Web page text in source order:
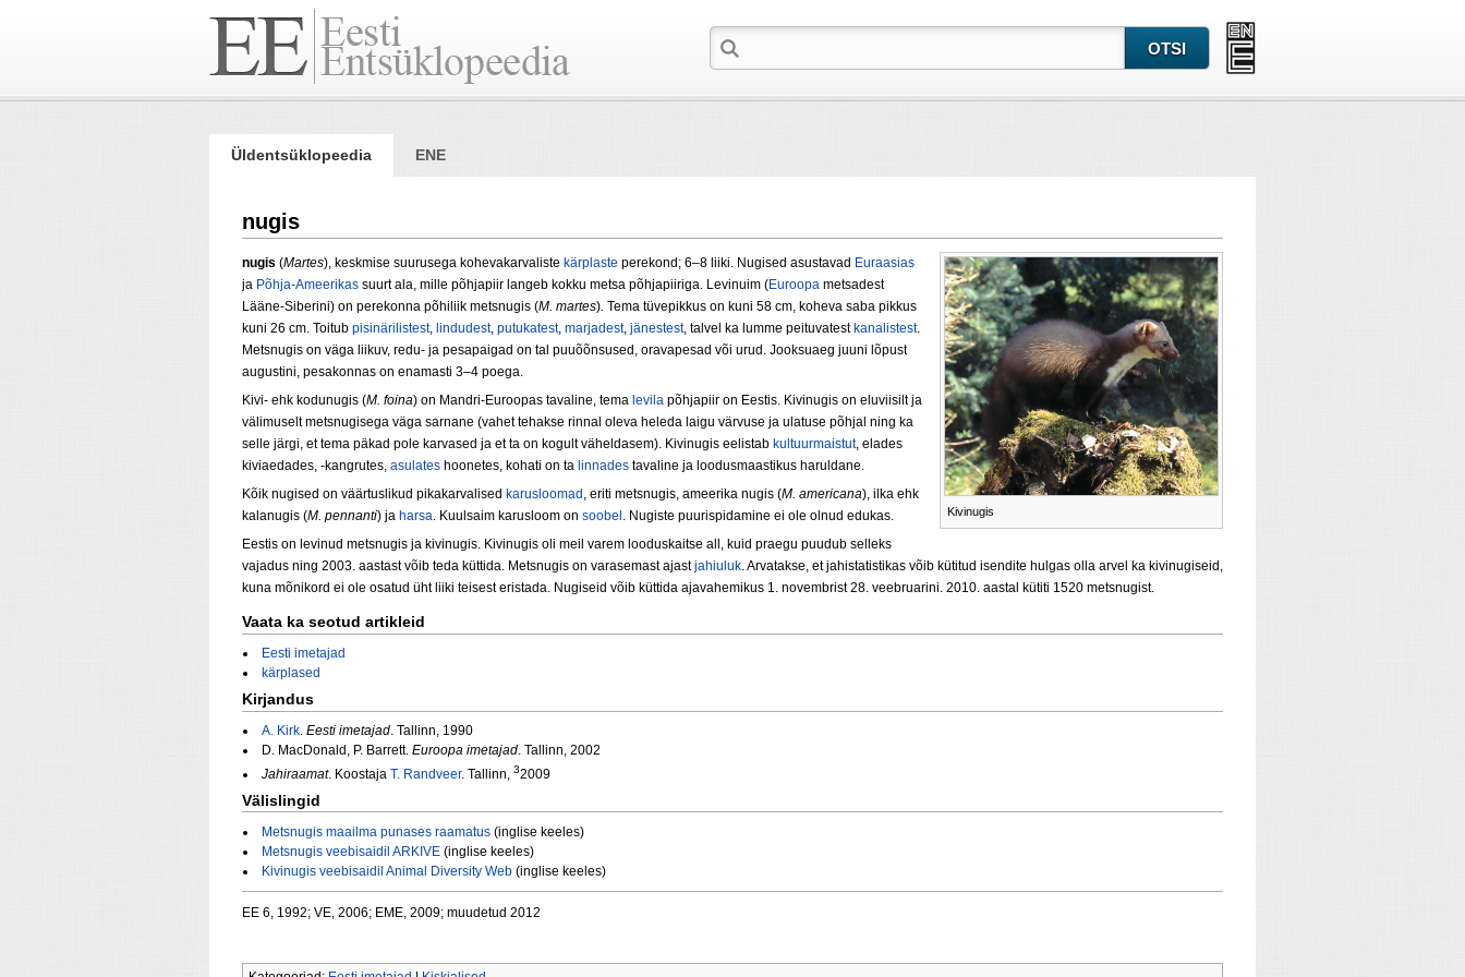
Üldentsüklopeedia ENE
nugis
Kivinugis
nugis (Martes), keskmise suurusega kohevakarvaliste kärplaste perekond; 6–8 liiki. Nugised asustavad Euraasias
ja Põhja-Ameerikas suurt ala, mille põhjapiir langeb kokku metsa põhjapiiriga. Levinuim (Euroopa metsadest
Lääne-Siberini) on perekonna põhiliik metsnugis (M. martes). Tema tüvepikkus on kuni 58 cm, koheva saba pikkus
kuni 26 cm. Toitub pisinärilistest, lindudest, putukatest, marjadest, jänestest, talvel ka lumme peituvatest kanalistest.
Metsnugis on väga liikuv, redu- ja pesa­paigad on tal puuõõnsused, oravapesad või urud. Jooksuaeg juuni lõpust
augustini, pesakonnas on enamasti 3–4 poega.
Kivi- ehk kodunugis (M. foina) on Mandri-Euroopas tavaline, tema levila põhjapiir on Eestis. Kivinugis on eluviisilt ja
välimuselt metsnugisega väga sarnane (vahet tehak­se rinnal oleva heleda laigu värvuse ja ulatuse põh­jal ning ka
selle järgi, et tema päkad pole karvased ja et ta on kogult väheldasem). Kivinugis eelistab kultuurmaistut, elades
kiviaedades, -kangrutes, asulates hoonetes, kohati on ta linnades tavaline ja loodusmaastikus haruldane.
Kõik nugised on väärtuslikud pikakarvalised karusloomad , eriti metsnugis, ameerika nugis (M. americana), ilka ehk
kalanugis (M. pennanti) ja harsa. Kuulsaim karusloom on soobel . Nugiste puurispidamine ei ole olnud edukas.
Eestis on levinud metsnugis ja kivinugis. Kivinugis oli meil varem looduskaitse all, kuid praegu puudub selleks
vajadus ning 2003. aastast võib teda küttida. Metsnugis on varasemast ajastjahiuluk. Arvatakse, et jahistatistikas võib kütitud isendite hulgas olla arvel ka kivinugiseid,
kuna mõnikord ei ole osatud üht liiki teisest eristada. Nugiseid võib küttida ajavahemikus 1. novembrist 28. veebruarini. 2010. aastal kütiti 1520 metsnugist.
Vaata ka seotud artikleid
Eesti imetajad
kärplased
Kirjandus
A. Kirk. Eesti imetajad. Tallinn, 1990
D. MacDonald, P. Barrett. Euroopa imetajad. Tallinn, 2002
Jahiraamat. Koostaja T. Randveer. Tallinn, 32009
Välislingid
Metsnugis maailma punases raamatus (inglise keeles)
Metsnugis veebisaidil ARKIVE (inglise keeles)
Kivinugis veebisaidil Animal Diversity Web (inglise keeles)
EE 6, 1992; VE, 2006; EME, 2009; muudetud 2012